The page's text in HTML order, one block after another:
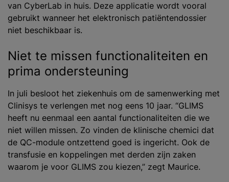
van CyberLab in huis. Deze applicatie wordt vooral
gebruikt wanneer het elektronisch patiëntendossier
niet beschikbaar is.
Niet te missen functionaliteiten en
prima ondersteuning
In juli besloot het ziekenhuis om de samenwerking met
Clinisys te verlengen met nog eens 10 jaar. “GLIMS
heeft nu eenmaal een aantal functionaliteiten die we
niet willen missen. Zo vinden de klinische chemici dat
de QC-module ontzettend goed is ingericht. Ook de
transfusie en koppelingen met derden zijn zaken
waarom je voor GLIMS zou kiezen,” zegt Maurice.